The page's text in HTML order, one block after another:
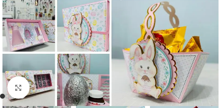
Click to enlarge